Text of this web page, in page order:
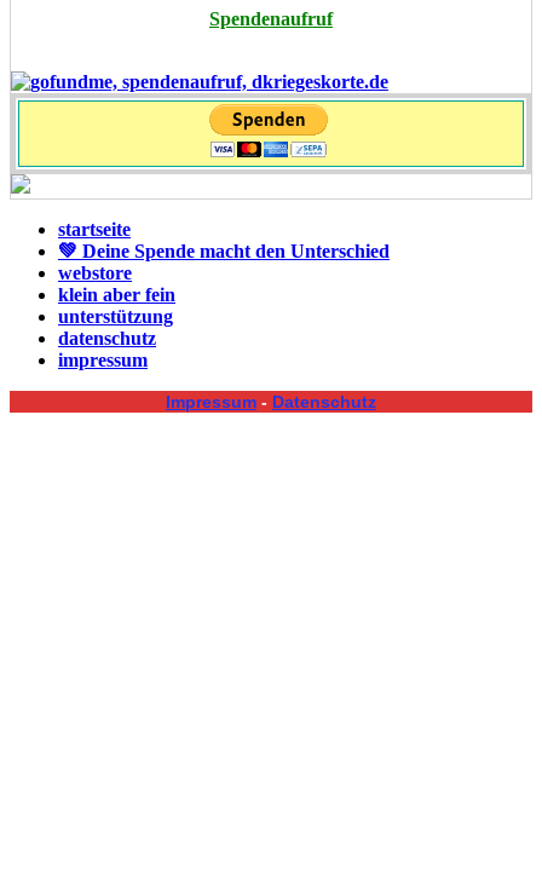
Spendenaufruf
startseite
💚 Deine Spende macht den Unterschied
webstore
klein aber fein
unterstützung
datenschutz
impressum
Impressum - Datenschutz